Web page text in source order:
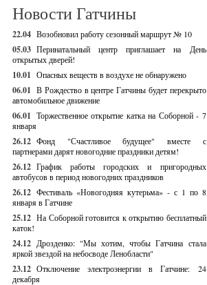
Новости Гатчины
22.04 Возобновил работу сезонный маршрут № 10
05.03 Перинатальный центр приглашает на День
открытых дверей!
10.01 Опасных веществ в воздухе не обнаружено
06.01 В Рождество в центре Гатчины будет перекрыто
автомобильное движение
06.01 Торжественное открытие катка на Соборной - 7
января
26.12 Фонд "Счастливое будущее" вместе с
партнерами дарят новогодние праздники детям!
26.12 График работы городских и пригородных
автобусов в период новогодних праздников
26.12 Фестиваль «Новогодняя кутерьма» - с 1 по 8
января в Гатчине
25.12 На Соборной готовится к открытию бесплатный
каток!
24.12 Дрозденко: "Мы хотим, чтобы Гатчина стала
яркой звездой на небосводе Ленобласти"
23.12 Отключение электроэнергии в Гатчине: 24
декабря